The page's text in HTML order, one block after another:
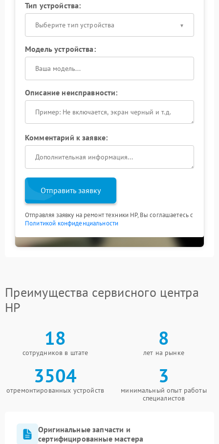
Тип устройства:
Выберите тип устройства
Модель устройства:
Описание неисправности:
Комментарий к заявке:
Отправить заявку
Отправляя заявку на ремонт техники HP, Вы соглашаетесь с
Политикой конфиденциальности
Преимущества сервисного центра
HP
18
сотрудников в штате
8
лет на рынке
3504
отремонтированных устройств
3
минимальный опыт работы
специалистов
Оригинальные запчасти и
сертифицированные мастера